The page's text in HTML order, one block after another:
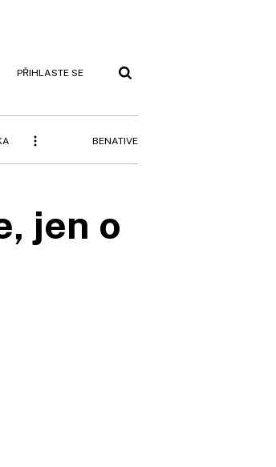
PŘIHLASTE SE
BENATIVE
jen o